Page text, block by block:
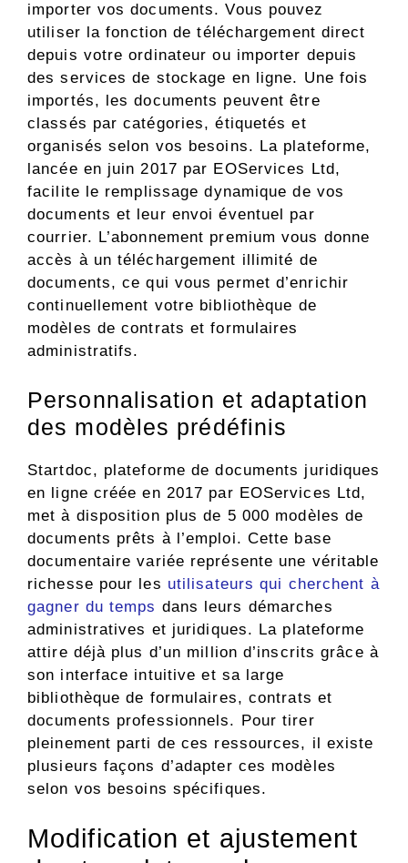
importer vos documents. Vous pouvez
utiliser la fonction de téléchargement direct
depuis votre ordinateur ou importer depuis
des services de stockage en ligne. Une fois
importés, les documents peuvent être
classés par catégories, étiquetés et
organisés selon vos besoins. La plateforme,
lancée en juin 2017 par EOServices Ltd,
facilite le remplissage dynamique de vos
documents et leur envoi éventuel par
courrier. L’abonnement premium vous donne
accès à un téléchargement illimité de
documents, ce qui vous permet d’enrichir
continuellement votre bibliothèque de
modèles de contrats et formulaires
administratifs.
Personnalisation et adaptation
des modèles prédéfinis
Startdoc, plateforme de documents juridiques
en ligne créée en 2017 par EOServices Ltd,
met à disposition plus de 5 000 modèles de
documents prêts à l’emploi. Cette base
documentaire variée représente une véritable
richesse pour les utilisateurs qui cherchent à
gagner du temps dans leurs démarches
administratives et juridiques. La plateforme
attire déjà plus d’un million d’inscrits grâce à
son interface intuitive et sa large
bibliothèque de formulaires, contrats et
documents professionnels. Pour tirer
pleinement parti de ces ressources, il existe
plusieurs façons d’adapter ces modèles
selon vos besoins spécifiques.
Modification et ajustement